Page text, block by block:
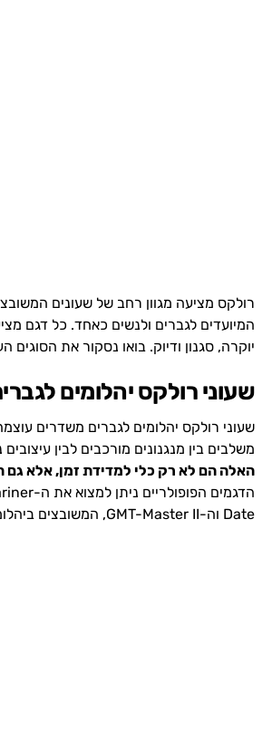
רולקס מציעה מגוון רחב של שעונים
המיועדים לגברים ולנשים כאחד. כל דגם
יוקרה, סגנון ודיוק. בואו נסקור את הסוגים
שעוני רולקס יהלומים
שעוני רולקס יהלומים לגברים משדרים
משלבים בין מנגנונים מורכבים לבין עיצובים
האלה הם לא רק כלי למדידת זמן, אלא גם
Date וה-GMT-Master II, המשובצים ביהלומים בצורה מרהיבה.